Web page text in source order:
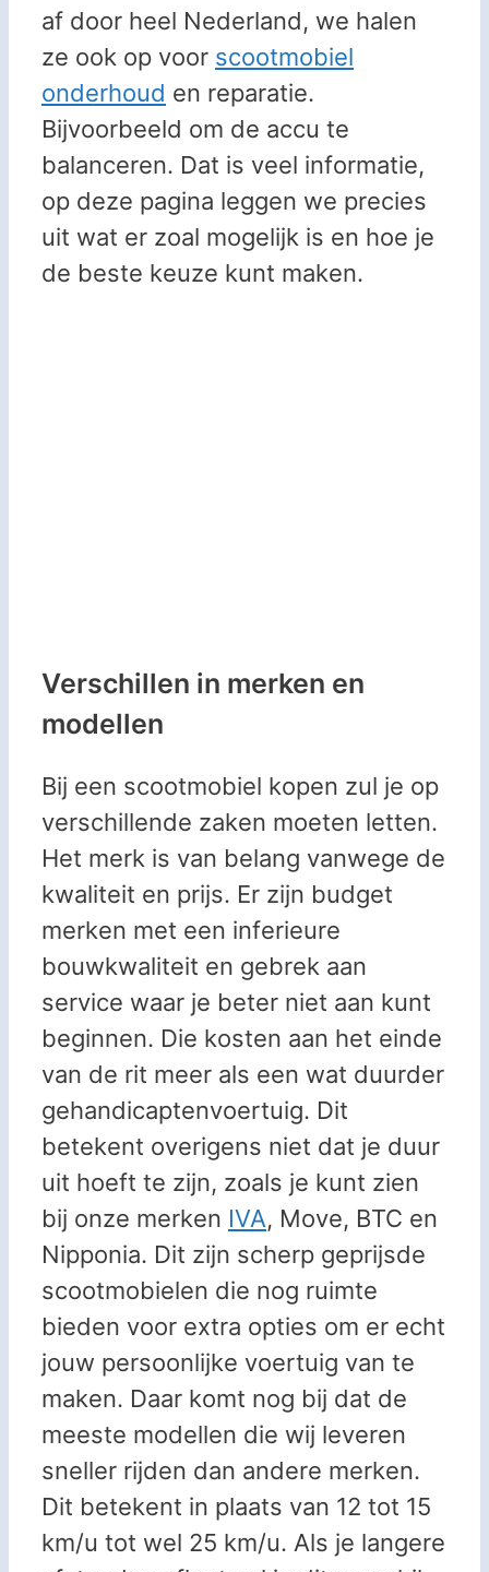
af door heel Nederland, we halen
ze ook op voor scootmobiel
onderhoud en reparatie.
Bijvoorbeeld om de accu te
balanceren. Dat is veel informatie,
op deze pagina leggen we precies
uit wat er zoal mogelijk is en hoe je
de beste keuze kunt maken.
Verschillen in merken en
modellen
Bij een scootmobiel kopen zul je op
verschillende zaken moeten letten.
Het merk is van belang vanwege de
kwaliteit en prijs. Er zijn budget
merken met een inferieure
bouwkwaliteit en gebrek aan
service waar je beter niet aan kunt
beginnen. Die kosten aan het einde
van de rit meer als een wat duurder
gehandicaptenvoertuig. Dit
betekent overigens niet dat je duur
uit hoeft te zijn, zoals je kunt zien
bij onze merken IVA, Move, BTC en
Nipponia. Dit zijn scherp geprijsde
scootmobielen die nog ruimte
bieden voor extra opties om er echt
jouw persoonlijke voertuig van te
maken. Daar komt nog bij dat de
meeste modellen die wij leveren
sneller rijden dan andere merken.
Dit betekent in plaats van 12 tot 15
km/u tot wel 25 km/u. Als je langere